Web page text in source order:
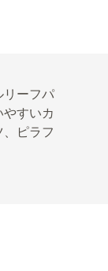
リーフパ
すいカ
ピラフ